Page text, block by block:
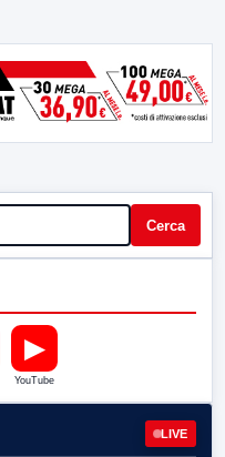
Cerca
▶
YouTube
LIVE